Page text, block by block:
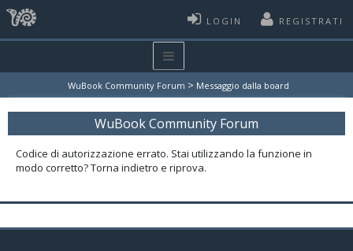
LOGIN REGISTRATI
WuBook Community Forum > Messaggio dalla board
WuBook Community Forum
Codice di autorizzazione errato. Stai utilizzando la funzione in
modo corretto? Torna indietro e riprova.